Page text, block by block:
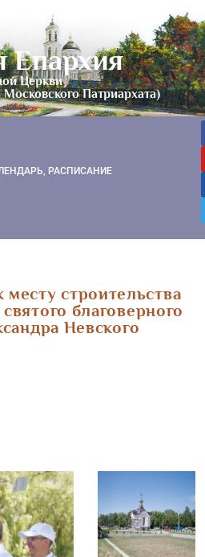
Епархия
Церкви
Патриархата)
РАСПИСАНИЕ
месту строительства
благоверного
Невского